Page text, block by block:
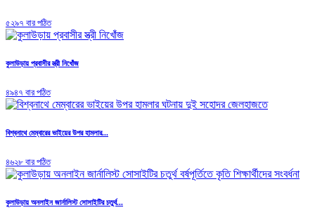
৫২৯৭ বার পঠিত
কুলাউড়ায় প্রবাসীর স্ত্রী নিখোঁজ
৪৯৪৭ বার পঠিত
বিশ্বনাথে মেম্বারের ভাইয়ের উপর হামলার...
৪৬২৮ বার পঠিত
কুলাউড়ায় অনলাইন জার্নালিস্ট সোসাইটির চতুর্থ...